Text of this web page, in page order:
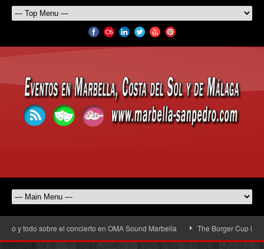
todo sobre el concierto en OMA Sound Marbella The Burger Cup llega